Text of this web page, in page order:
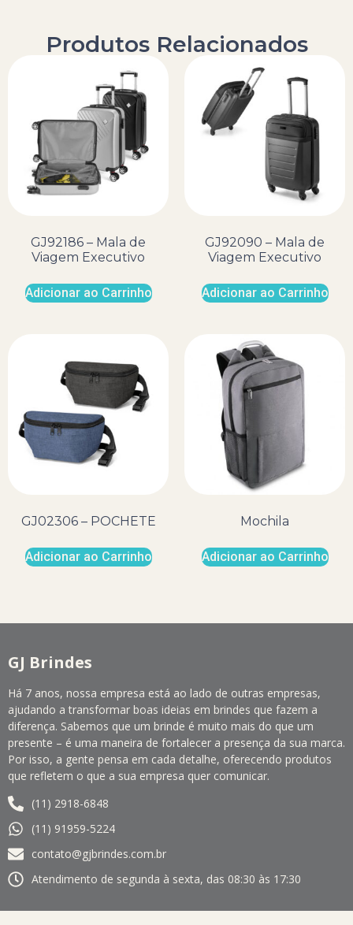
Produtos Relacionados
GJ92186 – Mala de
Viagem Executivo
Adicionar ao Carrinho
GJ92090 – Mala de
Viagem Executivo
Adicionar ao Carrinho
GJ02306 – POCHETE
Adicionar ao Carrinho
Mochila
Adicionar ao Carrinho
GJ Brindes
Há 7 anos, nossa empresa está ao lado de outras empresas,
ajudando a transformar boas ideias em brindes que fazem a
diferença. Sabemos que um brinde é muito mais do que um
presente – é uma maneira de fortalecer a presença da sua marca.
Por isso, a gente pensa em cada detalhe, oferecendo produtos
que refletem o que a sua empresa quer comunicar.
(11) 2918-6848
(11) 91959-5224
contato@gjbrindes.com.br
Atendimento de segunda à sexta, das 08:30 às 17:30